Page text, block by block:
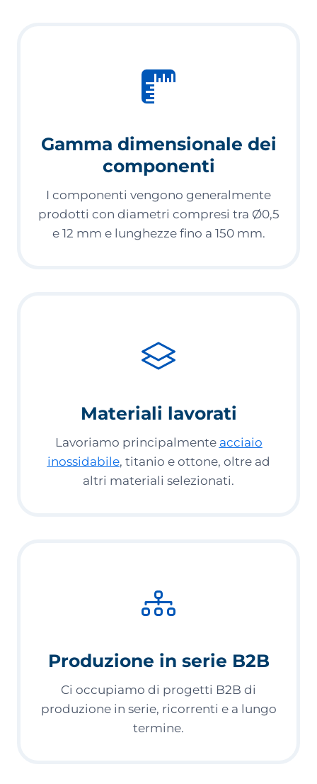
Gamma dimensionale dei
componenti
I componenti vengono generalmente
prodotti con diametri compresi tra Ø0,5
e 12 mm e lunghezze fino a 150 mm.
Materiali lavorati
Lavoriamo principalmente acciaio
inossidabile, titanio e ottone, oltre ad
altri materiali selezionati.
Produzione in serie B2B
Ci occupiamo di progetti B2B di
produzione in serie, ricorrenti e a lungo
termine.